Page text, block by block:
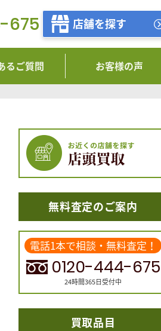
675 店舗を探す
るご質問 お客様の声
無料査定のご案内
電話1本で相談・無料査定！
0120-444-675
24時間365日受付中
買取品目